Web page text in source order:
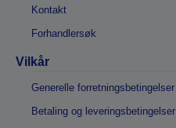
Kontakt
Forhandlersøk
Vilkår
Generelle forretningsbetingelser
Betaling og leveringsbetingelser